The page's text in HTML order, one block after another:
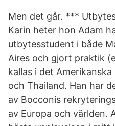
Men det går. ***
Karin heter hon Adam
utbytesstudent i både
Aires och gjort praktik
kallas i det
och Thailand. Han har
av Bocconis
av Europa och världen.